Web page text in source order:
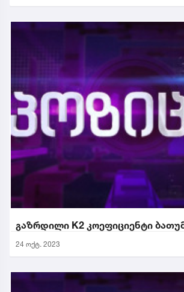
გაზრდილი K2 კოეფიციენტი
24 ოქტ. 2023